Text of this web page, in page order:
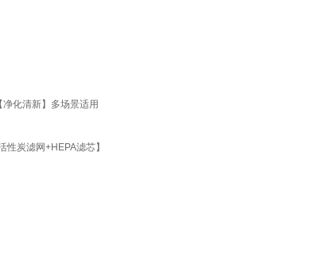
化清新】多场景适用
炭滤网+HEPA滤芯】